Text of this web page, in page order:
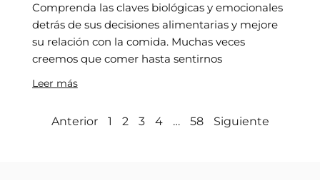
Comprenda las claves biológicas y emocionales
detrás de sus decisiones alimentarias y mejore
su relación con la comida. Muchas veces
creemos que comer hasta sentirnos
Leer más
Anterior 1 2 3 4 … 58 Siguiente